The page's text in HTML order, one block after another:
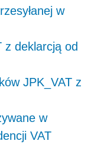
w
z deklarcją od
JPK_VAT z
w
VAT